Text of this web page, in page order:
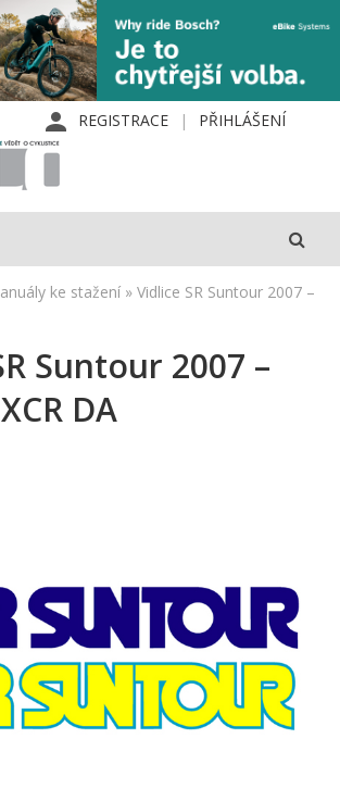
REGISTRACE PŘIHLÁŠENÍ
ke stažení » Vidlice SR Suntour 2007 –
Suntour 2007 –
DA